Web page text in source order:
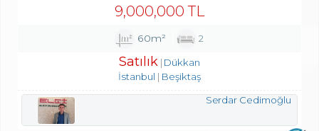
9,000,000 TL
60m² 2
Satılık
Dükkan
İstanbul
Beşiktaş
Serdar Cedimoğlu